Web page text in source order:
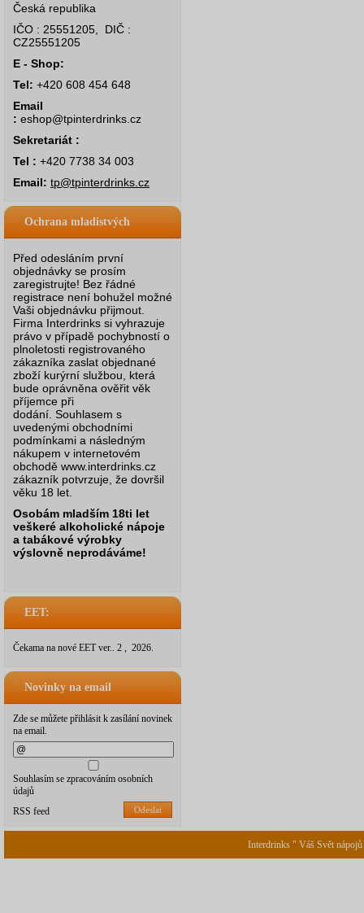
Česká republika
IČO : 25551205, DIČ :
CZ25551205
E - Shop:
Tel: +420 608 454 648
Email
: eshop@tpinterdrinks.cz
Sekretariát :
Tel : +420 7738 34 003
Email: tp@tpinterdrinks.cz
Ochrana mladistvých
Před odesláním první
objednávky se prosím
zaregistrujte! Bez řádné
registrace není bohužel možné
Vaši objednávku přijmout.
Firma Interdrinks si vyhrazuje
právo v případě pochybností o
plnoletosti registrovaného
zákazníka zaslat objednané
zboží kurýrní službou, která
bude oprávněna ověřit věk
příjemce při
dodání. Souhlasem s
uvedenými obchodními
podmínkami a následným
nákupem v internetovém
obchodě www.interdrinks.cz
zákazník potvrzuje, že dovršil
věku 18 let.
Osobám mladším 18ti let
veškeré alkoholické nápoje
a tabákové výrobky
výslovně neprodáváme!
EET:
Čekama na nové EET ver.. 2 , 2026.
Novinky na email
Zde se můžete přihlásit k zasílání novinek
na email.
Souhlasím se zpracováním osobních
údajů
Odeslat
RSS feed
Interdrinks " Váš Svět